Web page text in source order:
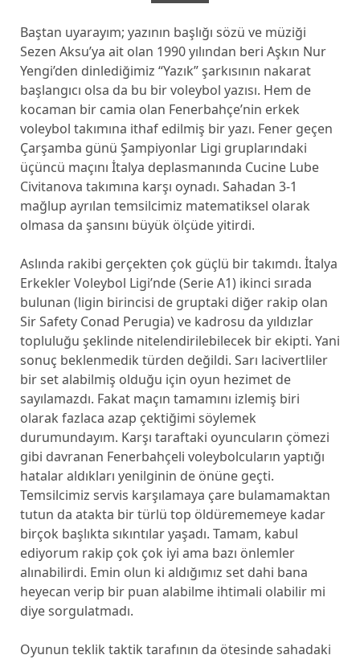
Baştan uyarayım; yazının başlığı sözü ve müziği
Sezen Aksu’ya ait olan 1990 yılından beri Aşkın Nur
Yengi’den dinlediğimiz “Yazık” şarkısının nakarat
başlangıcı olsa da bu bir voleybol yazısı. Hem de
kocaman bir camia olan Fenerbahçe’nin erkek
voleybol takımına ithaf edilmiş bir yazı. Fener geçen
Çarşamba günü Şampiyonlar Ligi gruplarındaki
üçüncü maçını İtalya deplasmanında Cucine Lube
Civitanova takımına karşı oynadı. Sahadan 3-1
mağlup ayrılan temsilcimiz matematiksel olarak
olmasa da şansını büyük ölçüde yitirdi.
Aslında rakibi gerçekten çok güçlü bir takımdı. İtalya
Erkekler Voleybol Ligi’nde (Serie A1) ikinci sırada
bulunan (ligin birincisi de gruptaki diğer rakip olan
Sir Safety Conad Perugia) ve kadrosu da yıldızlar
topluluğu şeklinde nitelendirilebilecek bir ekipti. Yani
sonuç beklenmedik türden değildi. Sarı lacivertliler
bir set alabilmiş olduğu için oyun hezimet de
sayılamazdı. Fakat maçın tamamını izlemiş biri
olarak fazlaca azap çektiğimi söylemek
durumundayım. Karşı taraftaki oyuncuların çömezi
gibi davranan Fenerbahçeli voleybolcuların yaptığı
hatalar aldıkları yenilginin de önüne geçti.
Temsilcimiz servis karşılamaya çare bulamamaktan
tutun da atakta bir türlü top öldürememeye kadar
birçok başlıkta sıkıntılar yaşadı. Tamam, kabul
ediyorum rakip çok çok iyi ama bazı önlemler
alınabilirdi. Emin olun ki aldığımız set dahi bana
heyecan verip bir puan alabilme ihtimali olabilir mi
diye sorgulatmadı.
Oyunun teklik taktik tarafının da ötesinde sahadaki